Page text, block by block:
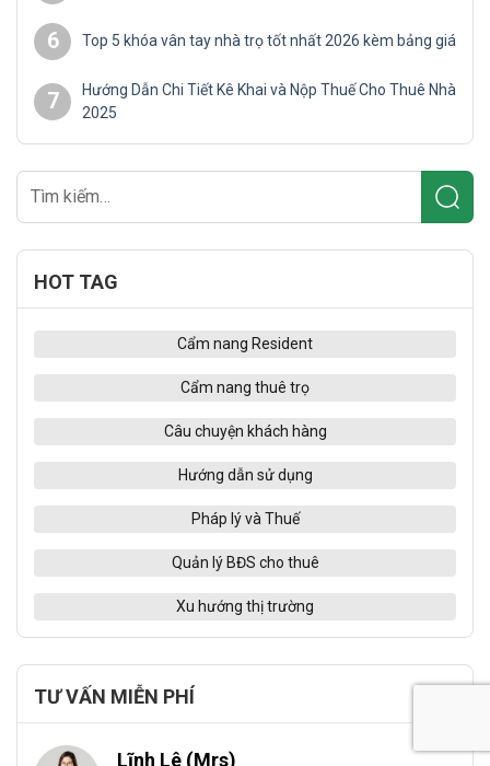
6 Top 5 khóa vân tay nhà trọ tốt nhất 2026 kèm bảng giá
7
Hướng Dẫn Chi Tiết Kê Khai và Nộp Thuế Cho Thuê Nhà
2025
HOT TAG
Cẩm nang Resident
Cẩm nang thuê trọ
Câu chuyện khách hàng
Hướng dẫn sử dụng
Pháp lý và Thuế
Quản lý BĐS cho thuê
Xu hướng thị trường
TƯ VẤN MIỄN PHÍ
Lĩnh Lê (Mrs)